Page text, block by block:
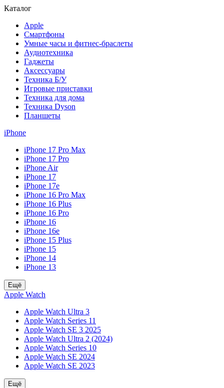
Каталог
Apple
Смартфоны
Умные часы и фитнес-браслеты
Аудиотехника
Гаджеты
Аксессуары
Техника Б/У
Игровые приставки
Техника для дома
Техника Dyson
Планшеты
iPhone
iPhone 17 Pro Max
iPhone 17 Pro
iPhone Air
iPhone 17
iPhone 17e
iPhone 16 Pro Max
iPhone 16 Plus
iPhone 16 Pro
iPhone 16
iPhone 16e
iPhone 15 Plus
iPhone 15
iPhone 14
iPhone 13
Ещё
Apple Watch
Apple Watch Ultra 3
Apple Watch Series 11
Apple Watch SE 3 2025
Apple Watch Ultra 2 (2024)
Apple Watch Series 10
Apple Watch SE 2024
Apple Watch SE 2023
Ещё